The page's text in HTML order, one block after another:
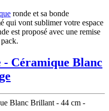
ronde et sa bonde
qui vont sublimer votre espace
est proposé avec une remise
- Céramique Blanc